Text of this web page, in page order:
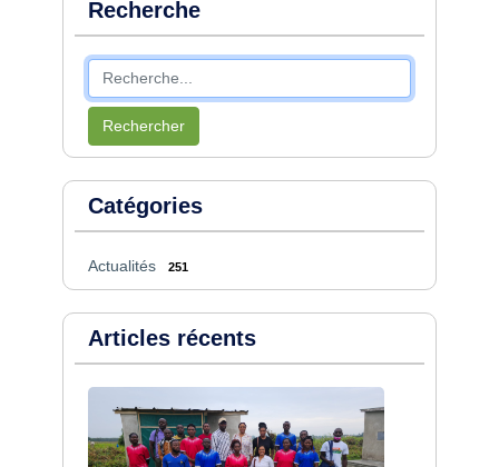
Recherche
Rechercher
Catégories
Actualités 251
Articles récents